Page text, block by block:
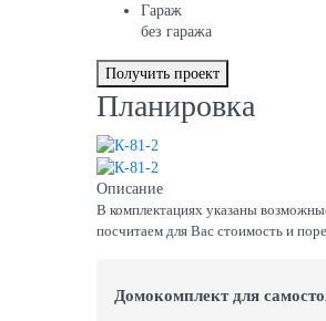
Гараж
без гаража
Получить проект
Планировка
Описание
В комплектациях указаны
посчитаем для Вас стоимость и
Домокомплект для